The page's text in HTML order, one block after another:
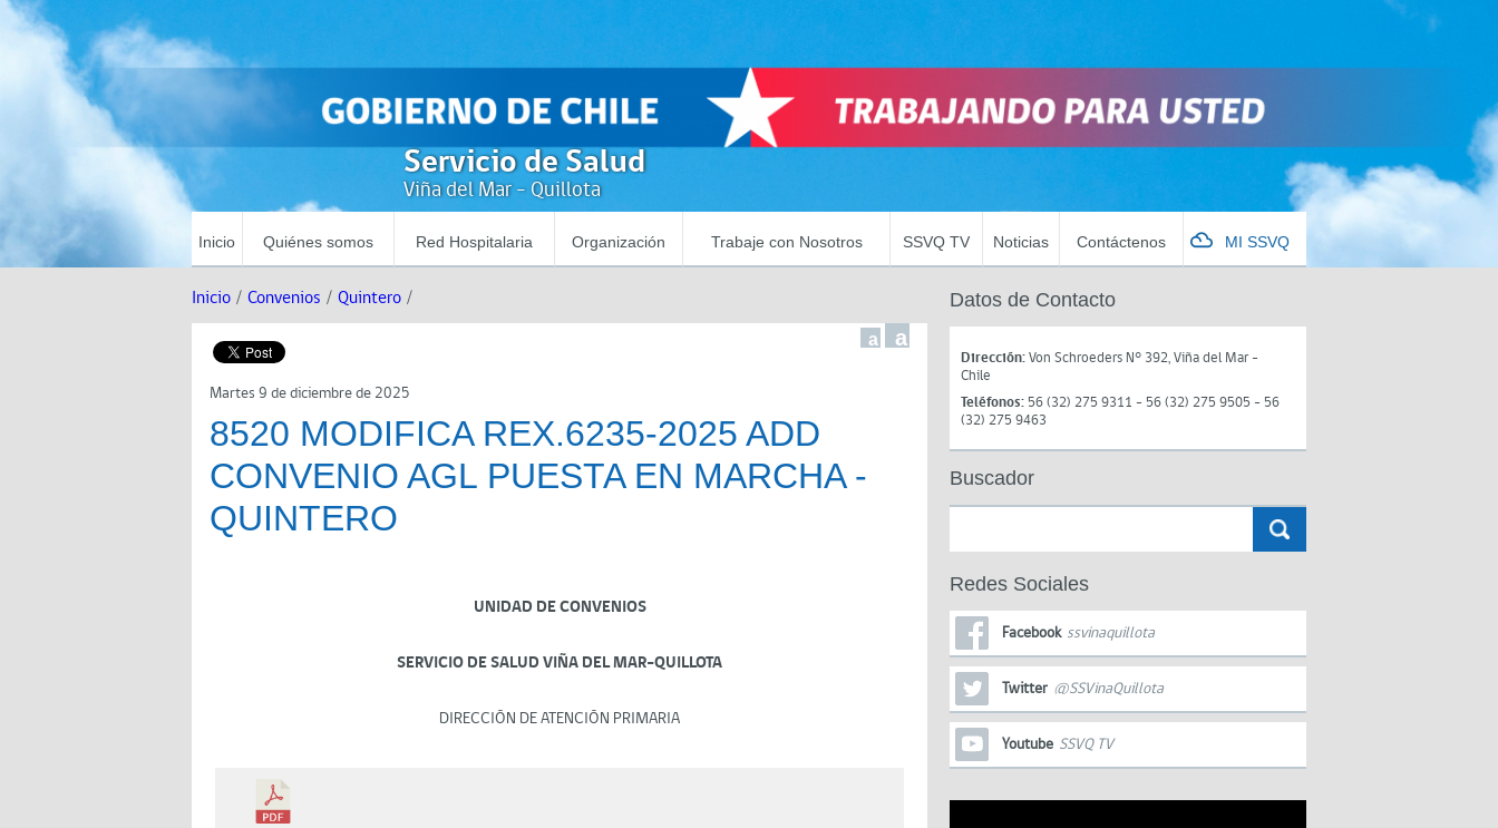
Servicio de Salud
Viña del Mar - Quillota
Inicio Quiénes somos Red Hospitalaria Organización Trabaje con Nosotros SSVQ TV Noticias Contáctenos MI SSVQ
Inicio / Convenios / Quintero /
a a
Martes 9 de diciembre de 2025
8520 MODIFICA REX.6235-2025 ADD
CONVENIO AGL PUESTA EN MARCHA -
QUINTERO
UNIDAD DE CONVENIOS
SERVICIO DE SALUD VIÑA DEL MAR-QUILLOTA
DIRECCIÓN DE ATENCIÓN PRIMARIA
Datos de Contacto
Dirección:Von Schroeders N° 392, Viña del Mar -
Chile
Teléfonos: 56 (32) 275 9311 - 56 (32) 275 9505 - 56
(32) 275 9463
Buscador
Redes Sociales
Facebook ssvinaquillota
Twitter @SSVinaQuillota
Youtube SSVQ TV